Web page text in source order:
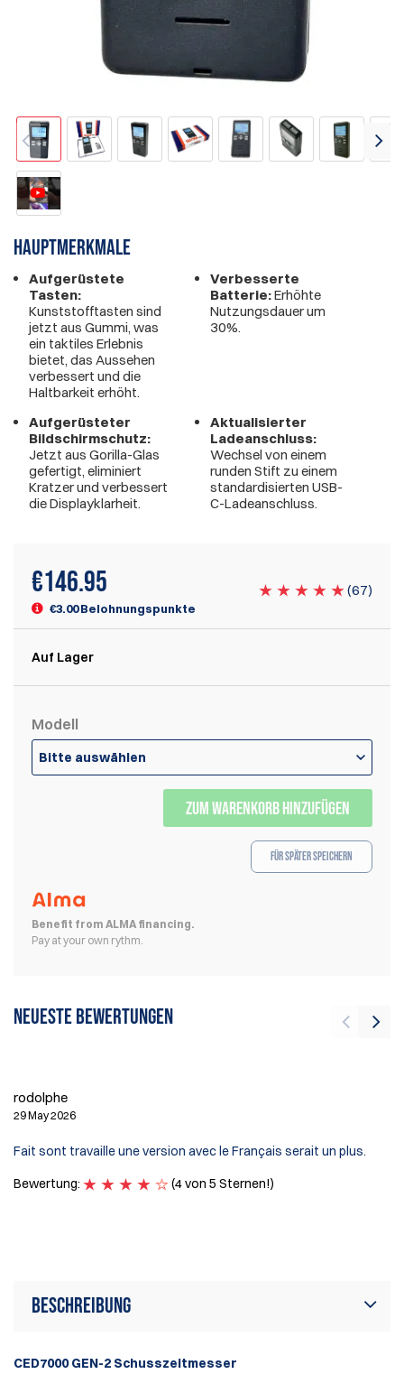
Hauptmerkmale
Aufgerüstete
Tasten:
Kunststofftasten sind
jetzt aus Gummi, was
ein taktiles Erlebnis
bietet, das Aussehen
verbessert und die
Haltbarkeit erhöht.
Verbesserte
Batterie:Erhöhte
Nutzungsdauer um
30%.
Aufgerüsteter
Bildschirmschutz:
Jetzt aus Gorilla-Glas
gefertigt, eliminiert
Kratzer und verbessert
die Displayklarheit.
Aktualisierter
Ladeanschluss:
Wechsel von einem
runden Stift zu einem
standardisierten USB-
C-Ladeanschluss.
€146.95
€3.00 Belohnungspunkte
(67)
Auf Lager
Modell
Bitte auswählen
ZUM WARENKORB HINZUFÜGEN
Für später speichern
Benefit from ALMA financing.
Pay at your own rythm.
Neueste Bewertungen
rodolphe
29 May 2026
Fait sont travaille une version avec le Français serait un plus.
Bewertung:
(4 von 5 Sternen!)
Beschreibung
CED7000 GEN-2 Schusszeitmesser